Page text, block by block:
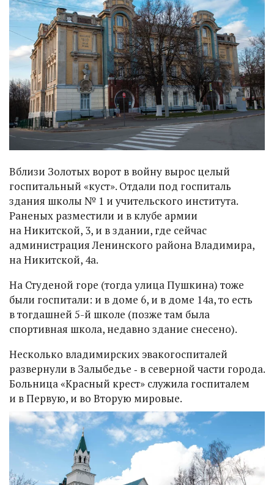
Вблизи Золотых ворот в войну вырос целый
госпитальный «куст». Отдали под госпиталь
здания школы № 1 и учительского института.
Раненых разместили и в клубе армии
на Никитской, 3, и в здании, где сейчас
администрация Ленинского района Владимира,
на Никитской, 4а.
На Студеной горе (тогда улица Пушкина) тоже
были госпитали: и в доме 6, и в доме 14а, то есть
в тогдашней 5-й школе (позже там была
спортивная школа, недавно здание снесено).
Несколько владимирских эвакогоспиталей
развернули в Залыбедье ‑ в северной части города.
Больница «Красный крест» служила госпиталем
и в Первую, и во Вторую мировые.